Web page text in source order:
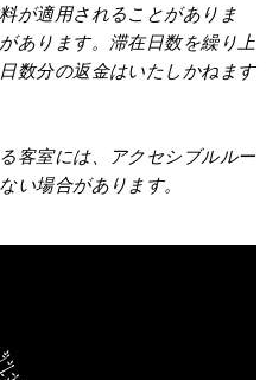
が適用されることがありま
あります。滞在日数を繰り上
数分の返金はいたしかねます
客室には、アクセシブルルー
い場合があります。